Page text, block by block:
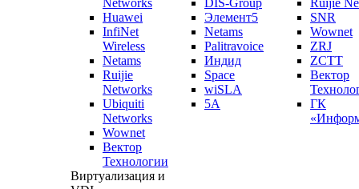
Networks
Huawei
InfiNet
Wireless
Netams
Ruijie
Networks
Ubiquiti
Networks
Wownet
Вектор
Технологии
Виртуализация и
DIS-Group
Элемент5
Netams
Palitravoice
Индид
Space
wiSLA
5A
Ruijie
SNR
Wownet
ZRJ
ZCTT
Вектор
ГК